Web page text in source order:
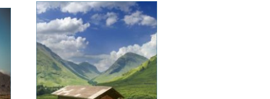
klimat och en
avslappnad atmosfär,
vilket gör det till en
idealisk ...